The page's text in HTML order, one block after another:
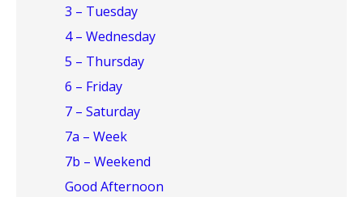
3 – Tuesday
4 – Wednesday
5 – Thursday
6 – Friday
7 – Saturday
7a – Week
7b – Weekend
Good Afternoon